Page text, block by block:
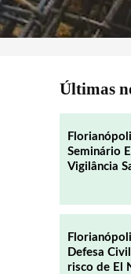
Últimas
Seminário
Vigilância
Defesa
risco de El